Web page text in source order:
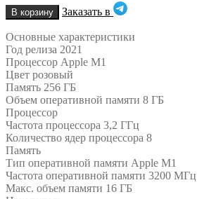
В корзину Заказать в
Основные характеристики
Год релиза 2021
Процессор Apple M1
Цвет розовый
Память 256 ГБ
Объем оперативной памяти 8 ГБ
Процессор
Частота процессора 3,2 ГГц
Количество ядер процессора 8
Память
Тип оперативной памяти Apple M1
Частота оперативной памяти 3200 МГц
Макс. объем памяти 16 ГБ